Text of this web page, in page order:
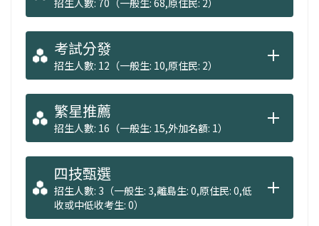
考試分發
招生人數: 12（一般生: 10,原住民: 2）
繁星推薦
招生人數: 16（一般生: 15,外加名額: 1）
四技甄選
招生人數: 3（一般生: 3,離島生: 0,原住民: 0,低
收或中低收考生: 0）